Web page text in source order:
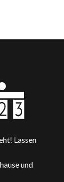
Lassen
und